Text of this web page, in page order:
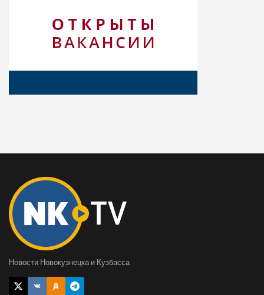
Новости Новокузнецка и Кузбасса